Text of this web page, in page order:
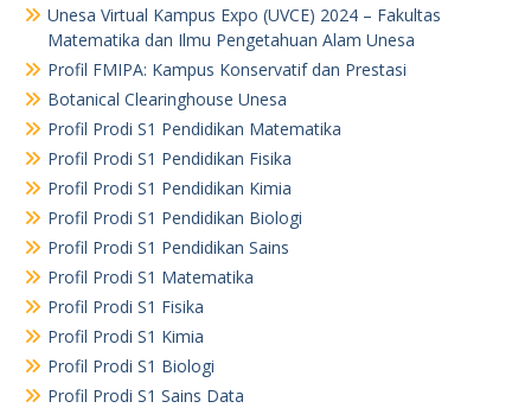
Unesa Virtual Kampus Expo (UVCE) 2024 – Fakultas
Matematika dan Ilmu Pengetahuan Alam Unesa
Profil FMIPA: Kampus Konservatif dan Prestasi
Botanical Clearinghouse Unesa
Profil Prodi S1 Pendidikan Matematika
Profil Prodi S1 Pendidikan Fisika
Profil Prodi S1 Pendidikan Kimia
Profil Prodi S1 Pendidikan Biologi
Profil Prodi S1 Pendidikan Sains
Profil Prodi S1 Matematika
Profil Prodi S1 Fisika
Profil Prodi S1 Kimia
Profil Prodi S1 Biologi
Profil Prodi S1 Sains Data